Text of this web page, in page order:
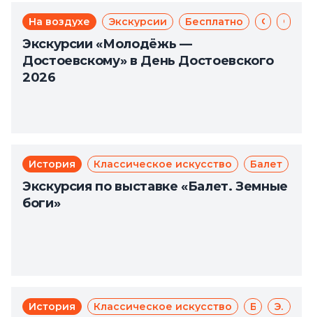
На воздухе Экскурсии Бесплатно Фёдор Достоевский
Экскурсии «Молодёжь —
Достоевскому» в День Достоевского
2026
История Классическое искусство Балет
Экскурсия по выставке «Балет. Земные
боги»
История Классическое искусство Балет Экскурсии